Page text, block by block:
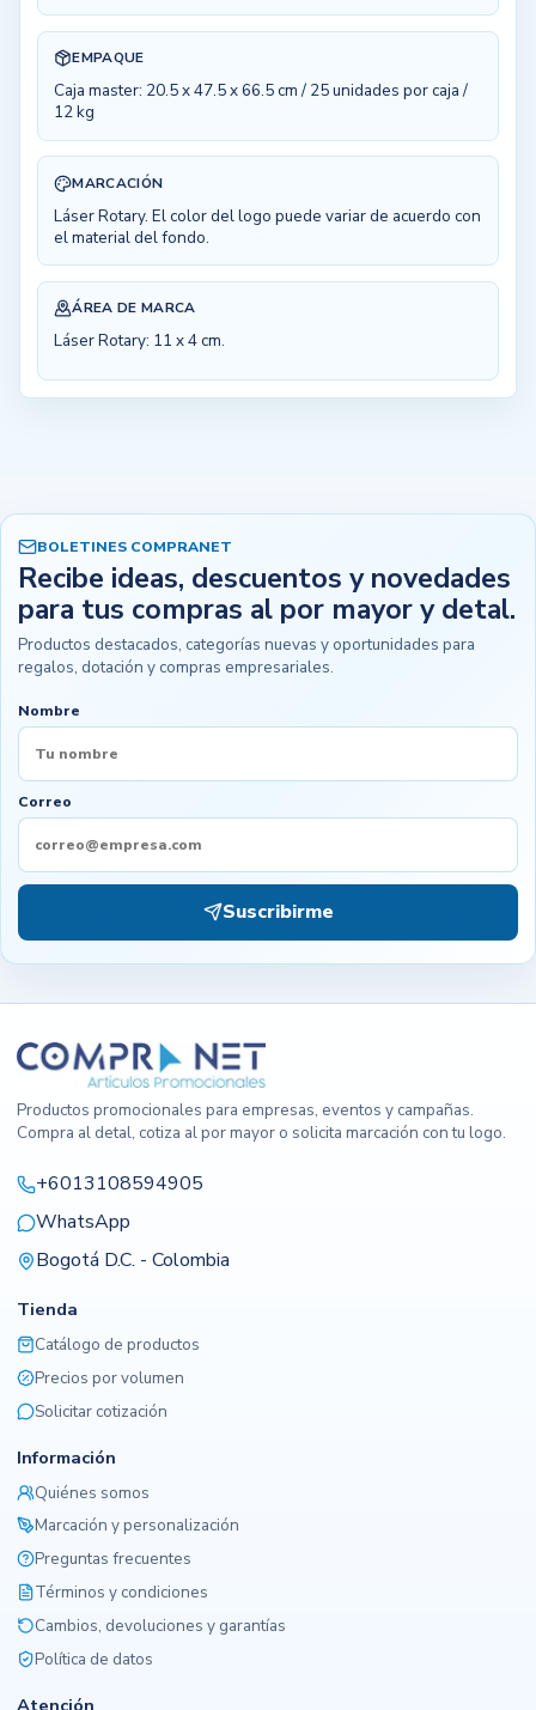
EMPAQUE
Caja master: 20.5 x 47.5 x 66.5 cm / 25 unidades por caja /
12 kg
MARCACIÓN
Láser Rotary. El color del logo puede variar de acuerdo con
el material del fondo.
ÁREA DE MARCA
Láser Rotary: 11 x 4 cm.
BOLETINES COMPRANET
Recibe ideas, descuentos y novedades
para tus compras al por mayor y detal.
Productos destacados, categorías nuevas y oportunidades para
regalos, dotación y compras empresariales.
Nombre
Correo
Suscribirme
Productos promocionales para empresas, eventos y campañas.
Compra al detal, cotiza al por mayor o solicita marcación con tu logo.
+6013108594905
WhatsApp
Bogotá D.C. - Colombia
Tienda
Catálogo de productos
Precios por volumen
Solicitar cotización
Información
Quiénes somos
Marcación y personalización
Preguntas frecuentes
Términos y condiciones
Cambios, devoluciones y garantías
Política de datos
Atención